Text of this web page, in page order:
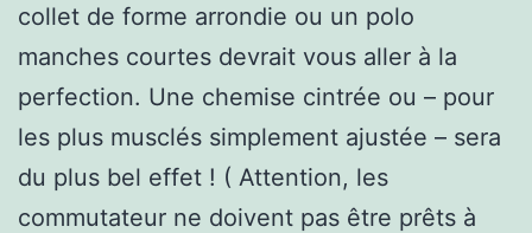
collet de forme arrondie ou un polo
manches courtes devrait vous aller à la
perfection. Une chemise cintrée ou – pour
les plus musclés simplement ajustée – sera
du plus bel effet ! ( Attention, les
commutateur ne doivent pas être prêts à